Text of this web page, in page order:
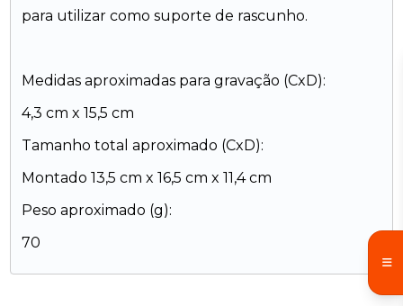
para utilizar como suporte de rascunho.
Medidas aproximadas para gravação (CxD):
4,3 cm x 15,5 cm
Tamanho total aproximado (CxD):
Montado 13,5 cm x 16,5 cm x 11,4 cm
Peso aproximado (g):
70